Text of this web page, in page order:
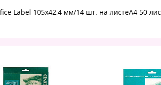
Label 105х42,4 мм/14 шт. на листеА4 50 лис